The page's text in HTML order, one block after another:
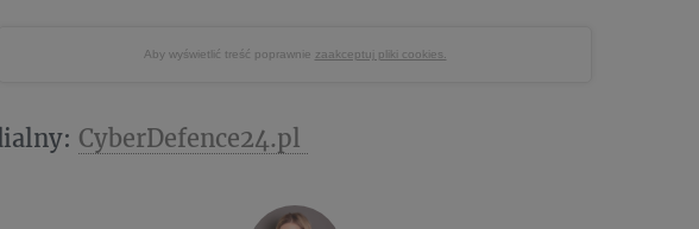
Aby wyświetlić treść poprawnie zaakceptuj pliki cookies.
CyberDefence24.pl